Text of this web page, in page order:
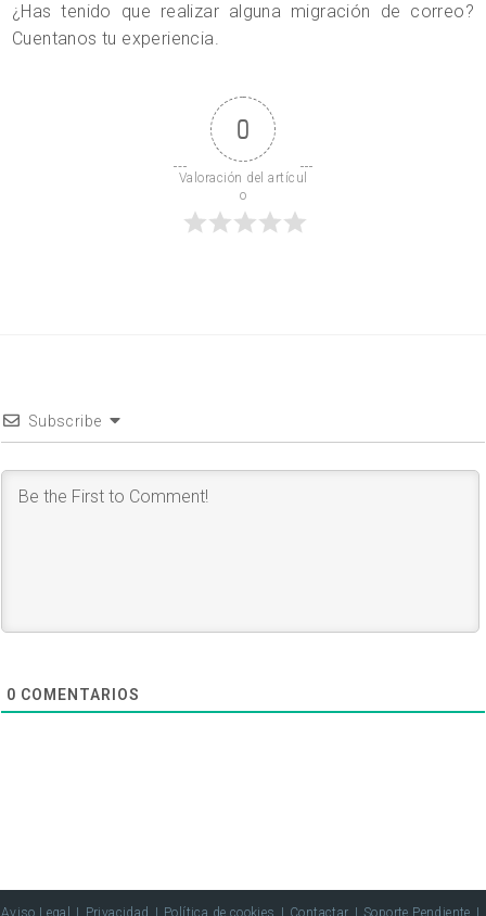
¿Has tenido que realizar alguna migración de correo?
Cuentanos tu experiencia.
0
Valoración del artícul
o
Subscribe
0 COMENTARIOS
Aviso Legal Privacidad Política de cookies Contactar Soporte Pendiente